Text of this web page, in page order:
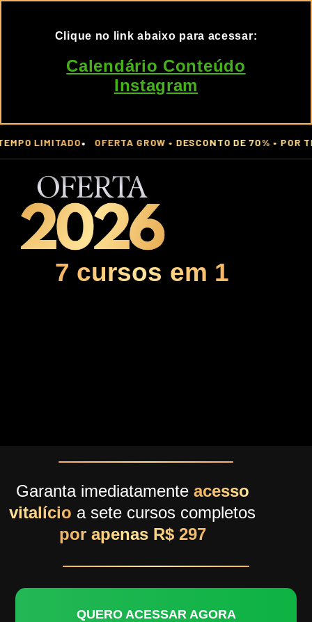
Clique no link abaixo para acessar:
Calendário Conteúdo
Instagram
LIMITADO• OFERTA GROW • DESCONTO DE 70% • POR
7 cursos em 1
Garanta imediatamente acesso
vitalício a sete cursos completos
por apenas R$ 297
QUERO ACESSAR AGORA